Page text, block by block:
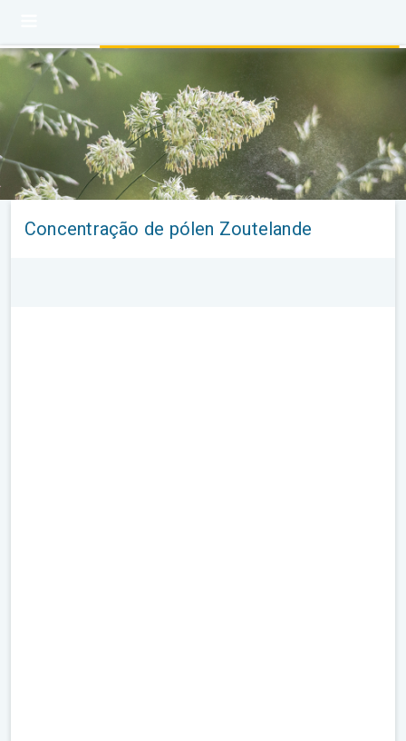
Concentração de pólen Zoutelande